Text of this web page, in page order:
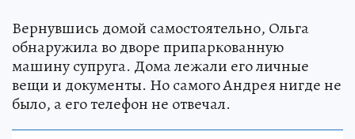
Вернувшись домой самостоятельно, Ольга
обнаружила во дворе припаркованную
машину супруга. Дома лежали его личные
вещи и документы. Но самого Андрея нигде не
было, а его телефон не отвечал.